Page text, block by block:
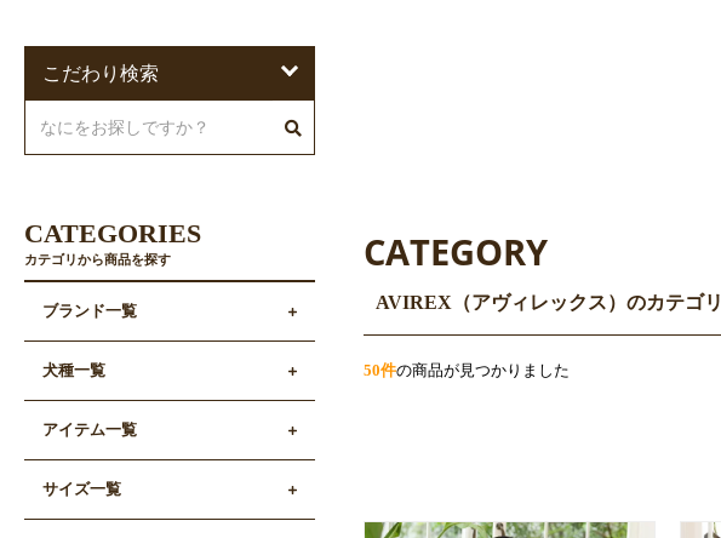
CATEGORY
AVIREX（アヴィレックス）のカテゴリ
50件の商品が見つかりました
こだわり検索
CATEGORIES
カテゴリから商品を探す
ブランド一覧
犬種一覧
アイテム一覧
サイズ一覧